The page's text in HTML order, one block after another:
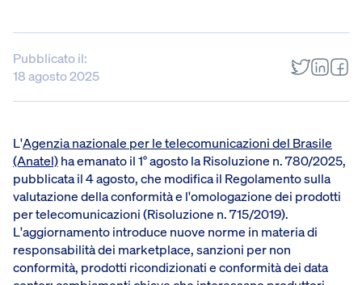
Pubblicato il:
18 agosto 2025
L'Agenzia nazionale per le telecomunicazioni del Brasile
(Anatel)ha emanato il 1° agosto la Risoluzione n. 780/2025,
pubblicata il 4 agosto, che modifica il Regolamento sulla
valutazione della conformità e l'omologazione dei prodotti
per telecomunicazioni (Risoluzione n. 715/2019).
L'aggiornamento introduce nuove norme in materia di
responsabilità dei marketplace, sanzioni per non
conformità, prodotti ricondizionati e conformità dei data